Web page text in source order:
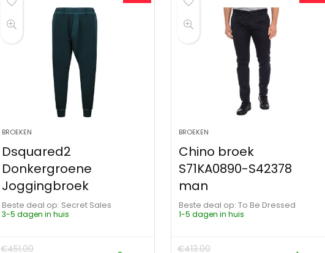
BROEKEN
Dsquared2
Donkergroene
Joggingbroek
Beste deal op:
Secret Sales
3-5 dagen in huis
€451.00
BROEKEN
Chino broek
S71KA0890-S42378
man
Beste deal op:
To Be Dressed
1-5 dagen in huis
€413.00